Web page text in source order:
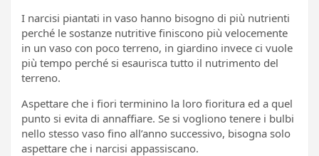
I narcisi piantati in vaso hanno bisogno di più nutrienti
perché le sostanze nutritive finiscono più velocemente
in un vaso con poco terreno, in giardino invece ci vuole
più tempo perché si esaurisca tutto il nutrimento del
terreno.
Aspettare che i fiori terminino la loro fioritura ed a quel
punto si evita di annaffiare. Se si vogliono tenere i bulbi
nello stesso vaso fino all’anno successivo, bisogna solo
aspettare che i narcisi appassiscano.